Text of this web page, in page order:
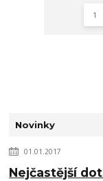
Novinky
01.01.2017
Nejčastější